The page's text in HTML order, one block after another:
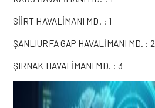
SİİRT HAVALİMANI MD. : 1
ŞANLIURFA GAP HAVALİMANI MD. : 2
ŞIRNAK HAVALİMANI MD. : 3